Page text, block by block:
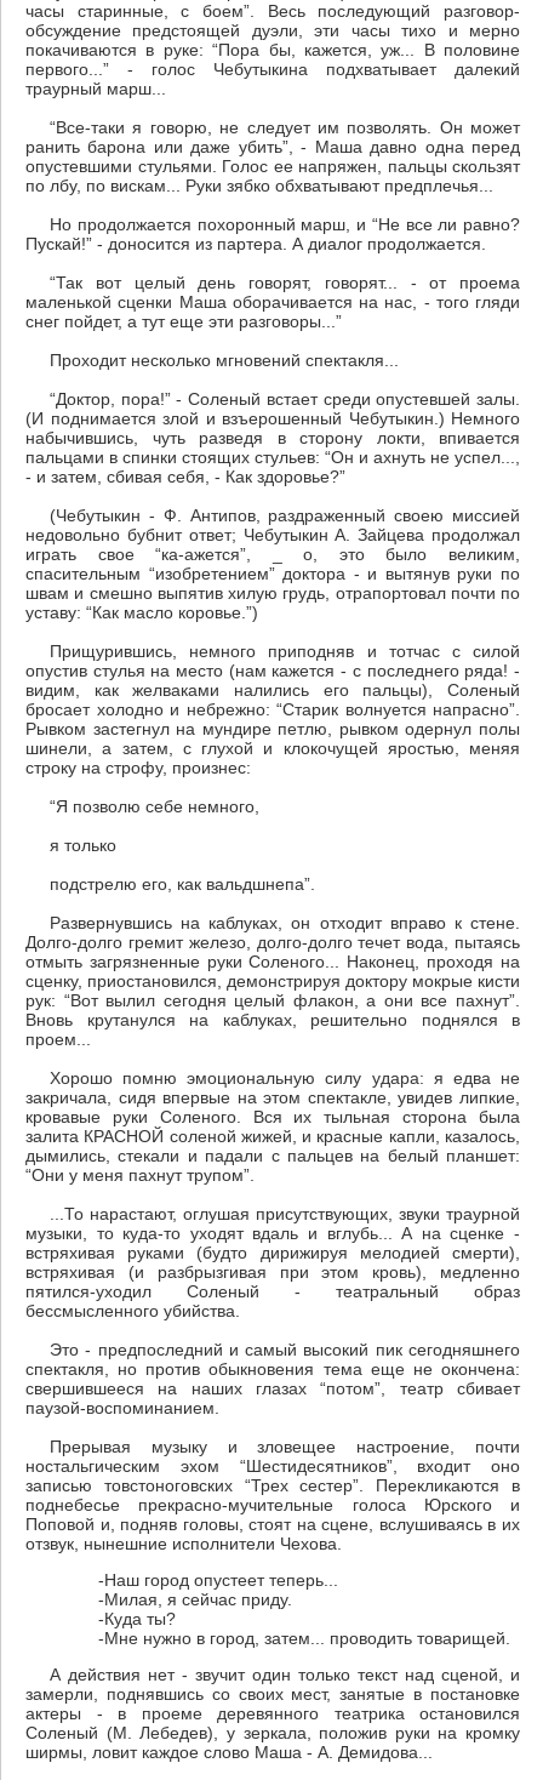
часы старинные, с боем”. Весь последующий разговор-
обсуждение предстоящей дуэли, эти часы тихо и мерно
покачиваются в руке: “Пора бы, кажется, уж... В половине
первого...” - голос Чебутыкина подхватывает далекий
траурный марш...
“Все-таки я говорю, не следует им позволять. Он может
ранить барона или даже убить”, - Маша давно одна перед
опустевшими стульями. Голос ее напряжен, пальцы скользят
по лбу, по вискам... Руки зябко обхватывают предплечья...
Но продолжается похоронный марш, и “Не все ли равно?
Пускай!” - доносится из партера. А диалог продолжается.
“Так вот целый день говорят, говорят... - от проема
маленькой сценки Маша оборачивается на нас, - того гляди
снег пойдет, а тут еще эти разговоры...”
Проходит несколько мгновений спектакля...
“Доктор, пора!” - Соленый встает среди опустевшей залы.
(И поднимается злой и взъерошенный Чебутыкин.) Немного
набычившись, чуть разведя в сторону локти, впивается
пальцами в спинки стоящих стульев: “Он и ахнуть не успел...,
- и затем, сбивая себя, - Как здоровье?”
(Чебутыкин - Ф. Антипов, раздраженный своею миссией
недовольно бубнит ответ; Чебутыкин А. Зайцева продолжал
играть свое “ка-ажется”, _ о, это было великим,
спасительным “изобретением” доктора - и вытянув руки по
швам и смешно выпятив хилую грудь, отрапортовал почти по
уставу: “Как масло коровье.”)
Прищурившись, немного приподняв и тотчас с силой
опустив стулья на место (нам кажется - с последнего ряда! -
видим, как желваками налились его пальцы), Соленый
бросает холодно и небрежно: “Старик волнуется напрасно”.
Рывком застегнул на мундире петлю, рывком одернул полы
шинели, а затем, с глухой и клокочущей яростью, меняя
строку на строфу, произнес:
“Я позволю себе немного,
я только
подстрелю его, как вальдшнепа”.
Развернувшись на каблуках, он отходит вправо к стене.
Долго-долго гремит железо, долго-долго течет вода, пытаясь
отмыть загрязненные руки Соленого... Наконец, проходя на
сценку, приостановился, демонстрируя доктору мокрые кисти
рук: “Вот вылил сегодня целый флакон, а они все пахнут”.
Вновь крутанулся на каблуках, решительно поднялся в
проем...
Хорошо помню эмоциональную силу удара: я едва не
закричала, сидя впервые на этом спектакле, увидев липкие,
кровавые руки Соленого. Вся их тыльная сторона была
залита КРАСНОЙ соленой жижей, и красные капли, казалось,
дымились, стекали и падали с пальцев на белый планшет:
“Они у меня пахнут трупом”.
...То нарастают, оглушая присутствующих, звуки траурной
музыки, то куда-то уходят вдаль и вглубь... А на сценке -
встряхивая руками (будто дирижируя мелодией смерти),
встряхивая (и разбрызгивая при этом кровь), медленно
пятился-уходил Соленый - театральный образ
бессмысленного убийства.
Это - предпоследний и самый высокий пик сегодняшнего
спектакля, но против обыкновения тема еще не окончена:
свершившееся на наших глазах “потом”, театр сбивает
паузой-воспоминанием.
Прерывая музыку и зловещее настроение, почти
ностальгическим эхом “Шестидесятников”, входит оно
записью товстоноговских “Трех сестер”. Перекликаются в
поднебесье прекрасно-мучительные голоса Юрского и
Поповой и, подняв головы, стоят на сцене, вслушиваясь в их
отзвук, нынешние исполнители Чехова.
-Наш город опустеет теперь...
-Милая, я сейчас приду.
-Куда ты?
-Мне нужно в город, затем... проводить товарищей.
А действия нет - звучит один только текст над сценой, и
замерли, поднявшись со своих мест, занятые в постановке
актеры - в проеме деревянного театрика остановился
Соленый (М. Лебедев), у зеркала, положив руки на кромку
ширмы, ловит каждое слово Маша - А. Демидова...